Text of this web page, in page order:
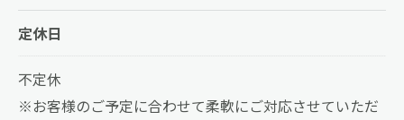
定休日
不定休
※お客様のご予定に合わせて柔軟にご対応させていただ